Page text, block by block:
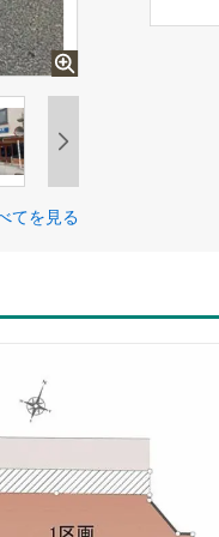
てを見る